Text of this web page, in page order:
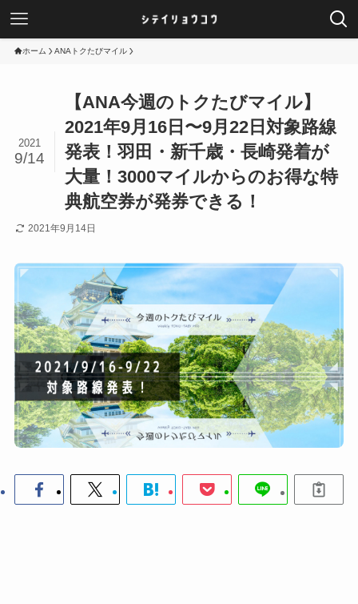
ホーム ANAトクたびマイル
【ANA今週のトクたびマイル】
2021年9月16日〜9月22日対象路線
発表！羽田・新千歳・長崎発着が
大量！3000マイルからのお得な特
典航空券が発券できる！
2021
9/14
2021年9月14日